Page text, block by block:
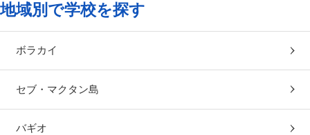
地域別で学校を探す
ボラカイ
セブ・マクタン島
バギオ